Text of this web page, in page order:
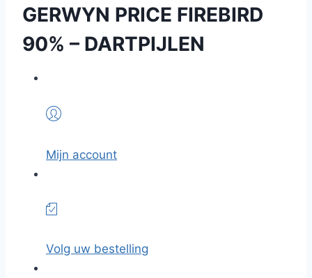
GERWYN PRICE FIREBIRD
90% – DARTPIJLEN
Mijn account
Volg uw bestelling